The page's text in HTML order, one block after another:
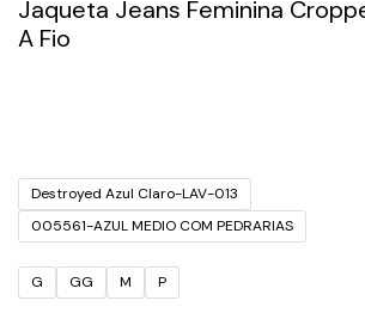
Jaqueta Jeans Feminina
A Fio
Destroyed Azul Claro-LAV-013
005561-AZUL MEDIO COM PEDRARIAS
G GG M P